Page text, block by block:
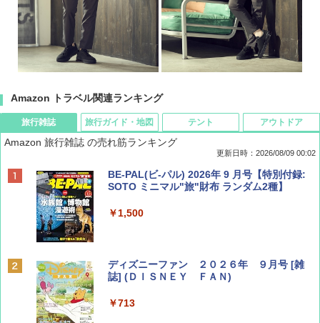
Amazon トラベル関連ランキング
旅行雑誌
Amazon 旅行雑誌 の売れ筋ランキング
更新日時：2026/08/09 00:02
BE-PAL(ビ-パル) 2026年 9 月号【特別付録:
SOTO ミニマル"旅"財布 ランダム2種】
￥1,500
ディズニーファン ２０２６年 ９月号 [雑
誌] (ＤＩＳＮＥＹ ＦＡＮ)
￥713
旅行ガイド・地図 テント アウトドア